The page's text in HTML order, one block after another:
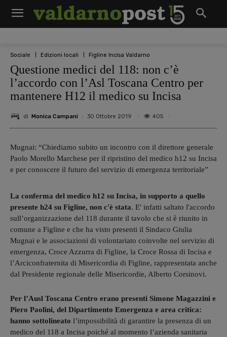
Sociale Edizioni locali Figline Incisa Valdarno
Questione medici del 118: non c’è
l’accordo con l’Asl Toscana Centro per
mantenere H12 il medico su Incisa
di Monica Campani 30 Ottobre 2019 405
Mugnai: “Chiediamo subito un incontro con il direttore generale
Paolo Morello Marchese per il ripristino del medico h12 su Incisa
e per conoscere il futuro del servizio di emergenza territoriale”
La conferma del medico h12 su Incisa, in supporto a quello
presente h24 su Figline, non c'è stata. E' infatti saltato l'accordo
sull’organizzazione del 118 durante il tavolo che si è riunito in
comune a Figline e che ha visto presenti il Sindaco Giulia
Mugnai e le associazioni di volontariato coinvolte nel servizio di
emergenza, Croce Azzurra di Figline, la Croce Rossa di Incisa e
l’Arciconfraternita di Misericordia di Figline, rappresentata anche
dal Presidente regionale delle Misericordie, Alberto Corsinovi.
Per l’Ausl Toscana Centro erano presenti Simone Magazzini e
Piero Paolini, del Dipartimento Emergenza e area critica:
hanno sottolineato l’impossibilità di garantire la presenza di un
medico del 118 a Incisa poiché al momento l’azienda sanitaria